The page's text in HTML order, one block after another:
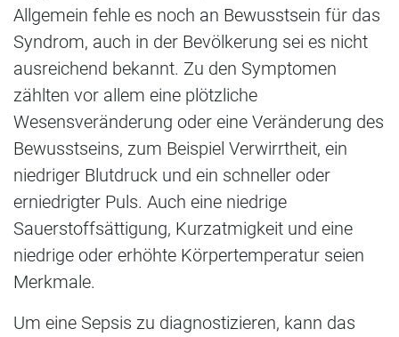
Allgemein fehle es noch an Bewusstsein für das
Syndrom, auch in der Bevölkerung sei es nicht
ausreichend bekannt. Zu den Symptomen
zählten vor allem eine plötzliche
Wesensveränderung oder eine Veränderung des
Bewusstseins, zum Beispiel Verwirrtheit, ein
niedriger Blutdruck und ein schneller oder
erniedrigter Puls. Auch eine niedrige
Sauerstoffsättigung, Kurzatmigkeit und eine
niedrige oder erhöhte Körpertemperatur seien
Merkmale.
Um eine Sepsis zu diagnostizieren, kann das